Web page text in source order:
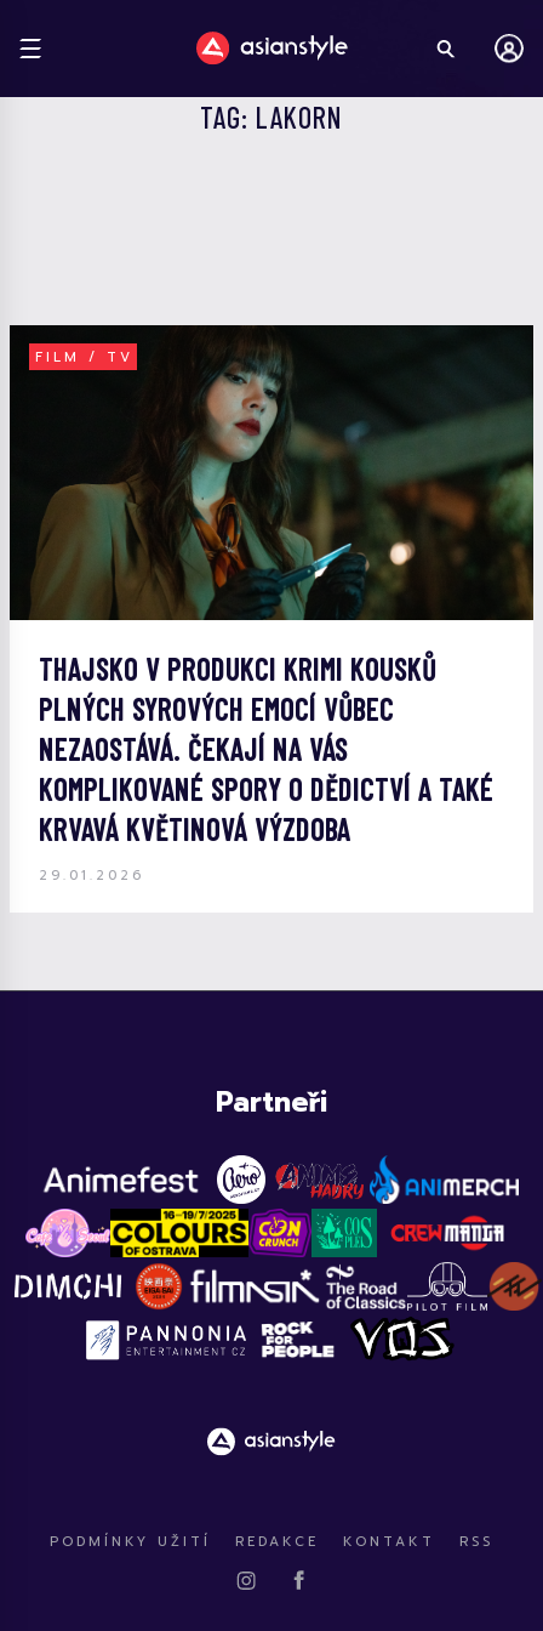
TAG: LAKORN
FILM / TV
THAJSKO V PRODUKCI KRIMI KOUSKŮ
PLNÝCH SYROVÝCH EMOCÍ VŮBEC
NEZAOSTÁVÁ. ČEKAJÍ NA VÁS
KOMPLIKOVANÉ SPORY O DĚDICTVÍ A TAKÉ
KRVAVÁ KVĚTINOVÁ VÝZDOBA
29.01.2026
Partneři
PODMÍNKY UŽITÍ REDAKCE KONTAKT RSS